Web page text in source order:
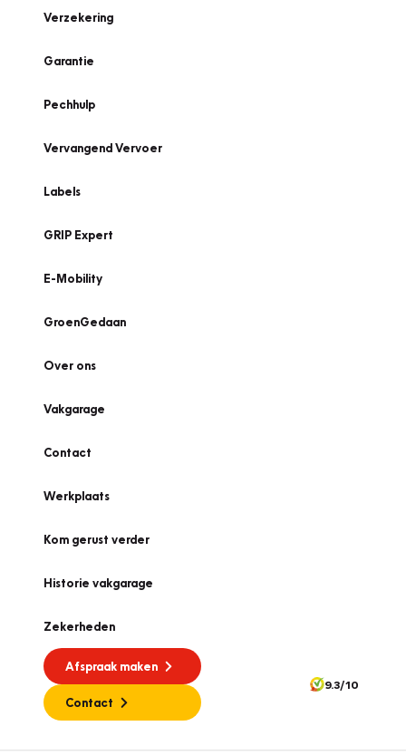
Verzekering
Garantie
Pechhulp
Vervangend Vervoer
Labels
GRIP Expert
E-Mobility
GroenGedaan
Over ons
Vakgarage
Contact
Werkplaats
Kom gerust verder
Historie vakgarage
Zekerheden
Afspraak maken
Contact
9.3/10